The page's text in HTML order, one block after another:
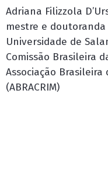
Adriana Filizzola
mestre e
Universidade de
Comissão Brasileira
Associação
(ABRACRIM)